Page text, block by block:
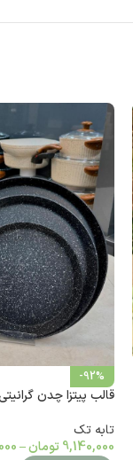
-92%
قالب پیتزا چدن
تابه تک
9,140,000 تومان–